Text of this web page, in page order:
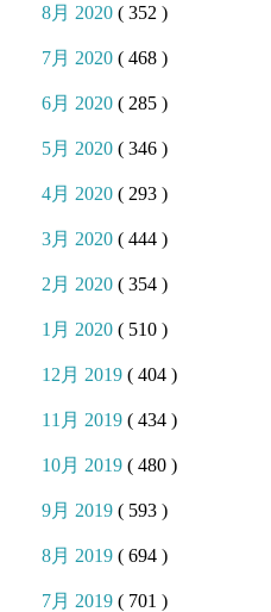
8月 2020( 352 )
7月 2020( 468 )
6月 2020( 285 )
5月 2020( 346 )
4月 2020( 293 )
3月 2020( 444 )
2月 2020( 354 )
1月 2020( 510 )
12月 2019( 404 )
11月 2019( 434 )
10月 2019( 480 )
9月 2019( 593 )
8月 2019( 694 )
7月 2019( 701 )